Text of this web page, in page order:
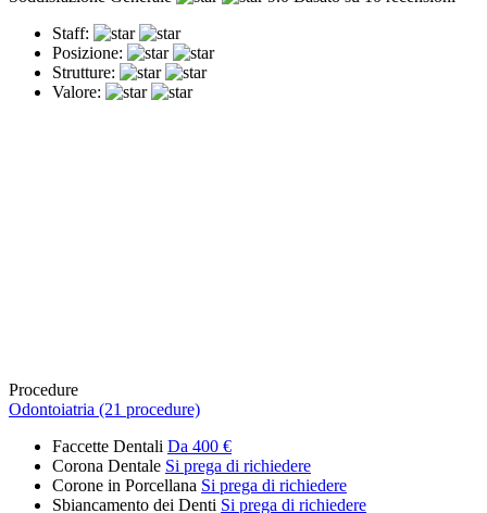
Staff:
Posizione:
Strutture:
Valore:
Procedure
Odontoiatria (21 procedure)
Faccette Dentali Da 400 €
Corona Dentale Si prega di richiedere
Corone in Porcellana Si prega di richiedere
Sbiancamento dei Denti Si prega di richiedere